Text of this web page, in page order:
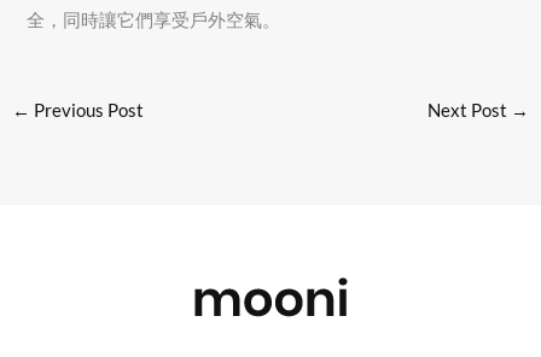
全，同時讓它們享受戶外空氣。
← Previous Post Next Post →